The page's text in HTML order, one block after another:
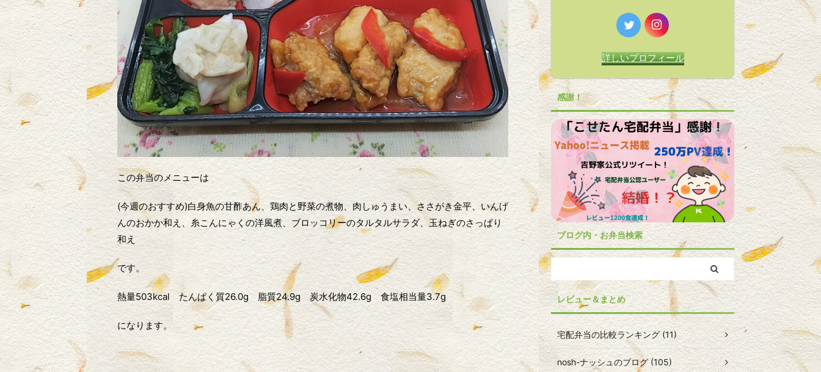
この弁当のメニューは
(今週のおすすめ)白身魚の甘酢あん、鶏肉と野菜の煮物、肉しゅうまい、ささがき金平、いんげ
んのおかか和え、糸こんにゃくの洋風煮、ブロッコリーのタルタルサラダ、玉ねぎのさっぱり
和え
です。
熱量503kcal たんぱく質26.0g 脂質24.9g 炭水化物42.6g 食塩相当量3.7g
になります。
詳しいプロフィール
感謝！
ブログ内・お弁当検索
レビュー＆まとめ
宅配弁当の比較ランキング (11)
nosh-ナッシュのブログ (105)